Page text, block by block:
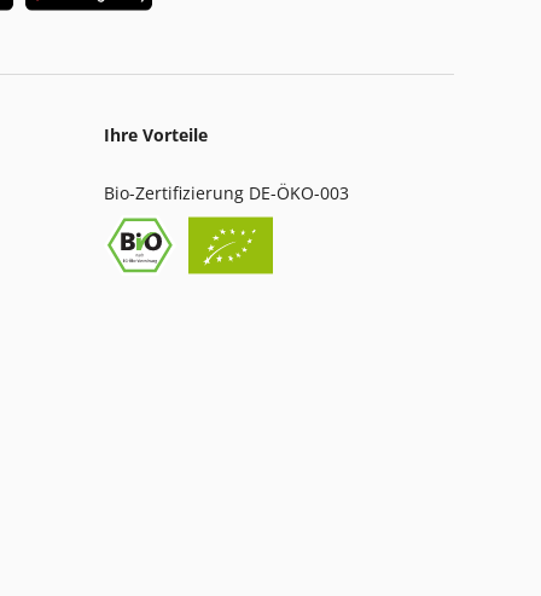
Ihre Vorteile
Bio-Zertifizierung DE-ÖKO-003